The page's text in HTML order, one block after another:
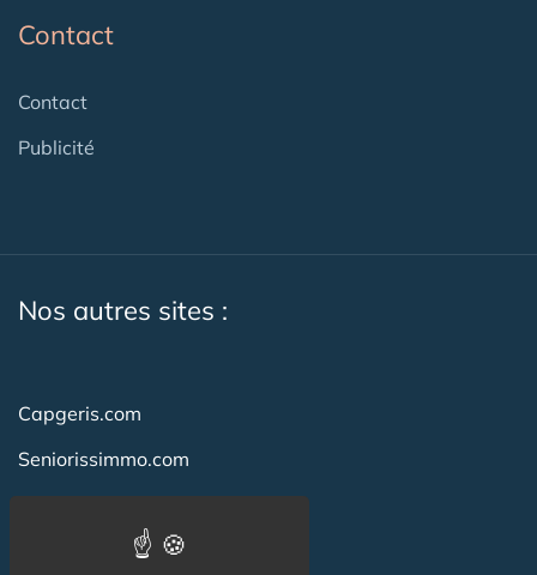
Contact
Contact
Publicité
Nos autres sites :
Capgeris.com
Seniorissimmo.com
Emploi-formation-sante.com